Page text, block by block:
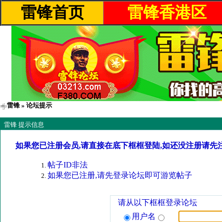
雷锋首页 雷锋香港区
雷锋 » 论坛提示
雷锋 提示信息
如果您已注册会员,请直接在底下框框登陆,如还没注册请先
帖子ID非法
如果您已注册,请先登录论坛即可游览帖子
请从以下框框登录论坛
用户名